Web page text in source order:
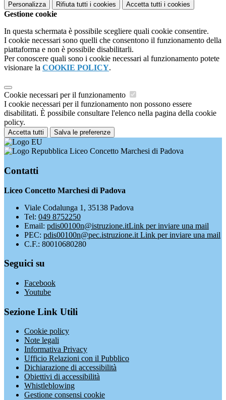
Personalizza Rifiuta tutti i cookies Accetta tutti i cookies
Gestione cookie
In questa schermata è possibile scegliere quali cookie consentire.
I cookie necessari sono quelli che consentono il funzionamento della
piattaforma e non è possibile disabilitarli.
Per conoscere quali sono i cookie necessari al funzionamento potete
visionare la COOKIE POLICY.
Cookie necessari per il funzionamento
I cookie necessari per il funzionamento non possono essere
disabilitati. È possibile consultare l'elenco nella pagina della cookie
policy.
Accetta tutti Salva le preferenze
Liceo Concetto Marchesi di Padova
Contatti
Liceo Concetto Marchesi di Padova
Viale Codalunga 1, 35138 Padova
Tel: 049 8752250
Email: pdis00100n@istruzione.itLink per inviare una mail
PEC: pdis00100n@pec.istruzione.it Link per inviare una mail
C.F.: 80010680280
Seguici su
Facebook
Youtube
Sezione Link Utili
Cookie policy
Note legali
Informativa Privacy
Ufficio Relazioni con il Pubblico
Dichiarazione di accessibilità
Obiettivi di accessibilità
Whistleblowing
Gestione consensi cookie